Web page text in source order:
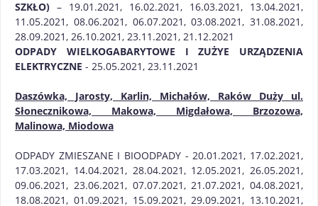
SZKŁO) – 19.01.2021, 16.02.2021, 16.03.2021, 13.04.2021,
11.05.2021, 08.06.2021, 06.07.2021, 03.08.2021, 31.08.2021,
28.09.2021, 26.10.2021, 23.11.2021, 21.12.2021
ODPADY WIELKOGABARYTOWE I ZUŻYE URZĄDZENIA
ELEKTRYCZNE - 25.05.2021, 23.11.2021
Daszówka, Jarosty, Karlin, Michałów, Raków Duży
ul.
Słonecznikowa, Makowa, Migdałowa, Brzozowa,
Malinowa, Miodowa
ODPADY ZMIESZANE I BIOODPADY - 20.01.2021, 17.02.2021,
17.03.2021, 14.04.2021, 28.04.2021, 12.05.2021, 26.05.2021,
09.06.2021, 23.06.2021, 07.07.2021, 21.07.2021, 04.08.2021,
18.08.2021, 01.09.2021, 15.09.2021, 29.09.2021, 13.10.2021,